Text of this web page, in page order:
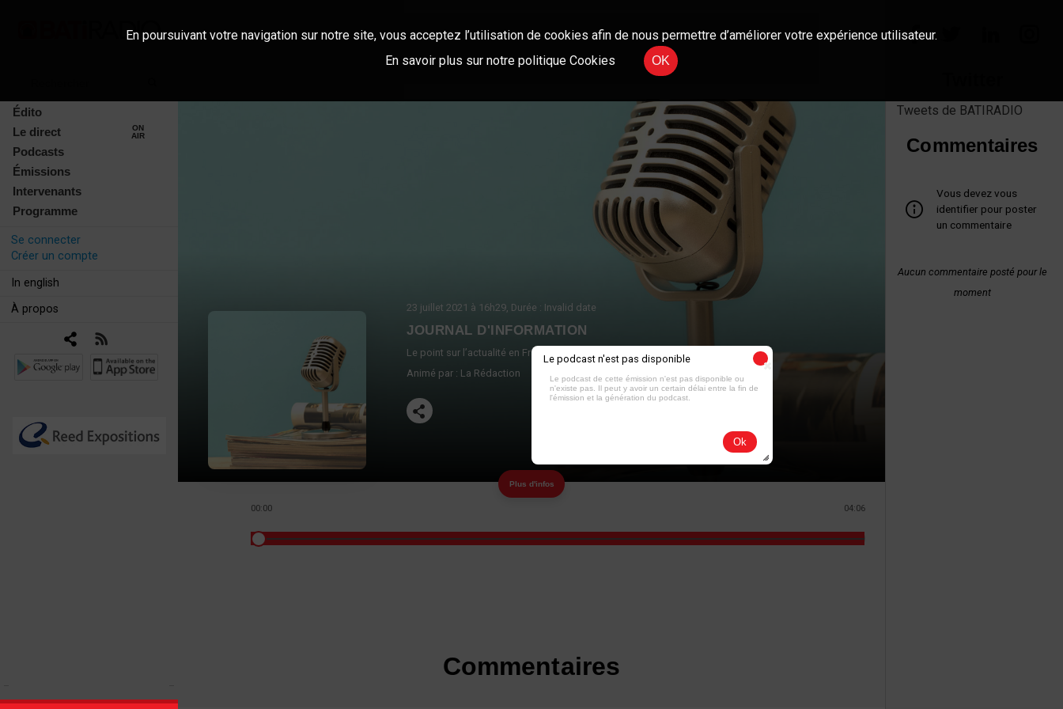
Édito
Le direct
ON
AIR
Podcasts
Émissions
Intervenants
Programme
Se connecter
Créer un compte
In english
À propos
23 juillet 2021 à 16h29, Durée : Invalid date
JOURNAL D'INFORMATION
Le point sur l’actualité en France et à l’international.
Animé par : La Rédaction
Plus d'infos
00:00 04:06
Commentaires
Tweets de BATIRADIO
Commentaires
Vous devez vous
identifier pour poster
un commentaire
Aucun commentaire posté pour le
moment
En poursuivant votre navigation sur notre site, vous acceptez l’utilisation de cookies afin de nous permettre d’améliorer votre expérience utilisateur.
En savoir plus sur notre politique Cookies
OK
Le podcast n'est pas disponible
Le podcast de cette émission n'est pas disponible ou
n'existe pas. Il peut y avoir un certain délai entre la fin de
l'émission et la génération du podcast.
Ok